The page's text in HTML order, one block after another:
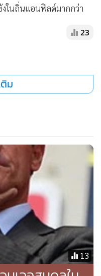
งในถิ่นแอนฟิลด์มากกว่า
23
ม
13